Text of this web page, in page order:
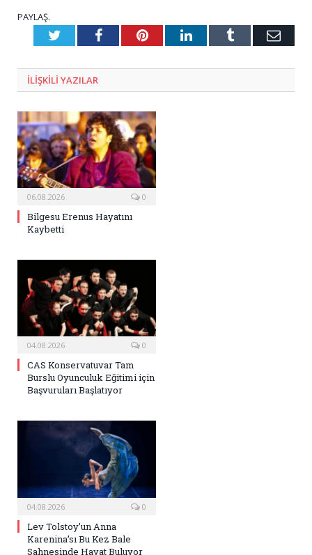
PAYLAŞ.
TwitterFacebookPinterestLinkedInTumblr E-
ILIŞKILI YAZILAR
06.08.2026 0
Bilgesu Erenus Hayatını
Kaybetti
04.08.2026 0
CAS Konservatuvar Tam
Burslu Oyunculuk Eğitimi için
Başvuruları Başlatıyor
04.08.2026 0
Lev Tolstoy’un Anna
Karenina’sı Bu Kez Bale
Sahnesinde Hayat Buluyor